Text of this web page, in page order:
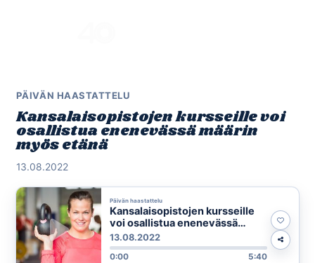
PÄIVÄN HAASTATTELU
Kansalaisopistojen kursseille voi
osallistua enenevässä määrin
myös etänä
13.08.2022
Päivän haastattelu
Kansalaisopistojen kursseille
voi osallistua enenevässä
määrin myös etänä
13.08.2022
0:00 5:40